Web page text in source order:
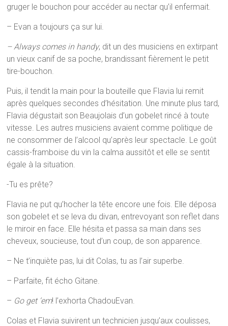
gruger le bouchon pour accéder au nectar qu’il enfermait.
– Evan a toujours ça sur lui.
– Always comes in handy, dit un des musiciens en extirpant
un vieux canif de sa poche, brandissant fièrement le petit
tire-bouchon.
Puis, il tendit la main pour la bouteille que Flavia lui remit
après quelques secondes d’hésitation. Une minute plus tard,
Flavia dégustait son Beaujolais d’un gobelet rincé à toute
vitesse. Les autres musiciens avaient comme politique de
ne consommer de l’alcool qu’après leur spectacle. Le goût
cassis-framboise du vin la calma aussitôt et elle se sentit
égale à la situation.
-Tu es prête?
Flavia ne put qu’hocher la tête encore une fois. Elle déposa
son gobelet et se leva du divan, entrevoyant son reflet dans
le miroir en face. Elle hésita et passa sa main dans ses
cheveux, soucieuse, tout d’un coup, de son apparence.
– Ne t’inquiète pas, lui dit Colas, tu as l’air superbe.
– Parfaite, fit écho Gitane.
– Go get ‘em! l’exhorta ChadouEvan.
Colas et Flavia suivirent un technicien jusqu’aux coulisses,